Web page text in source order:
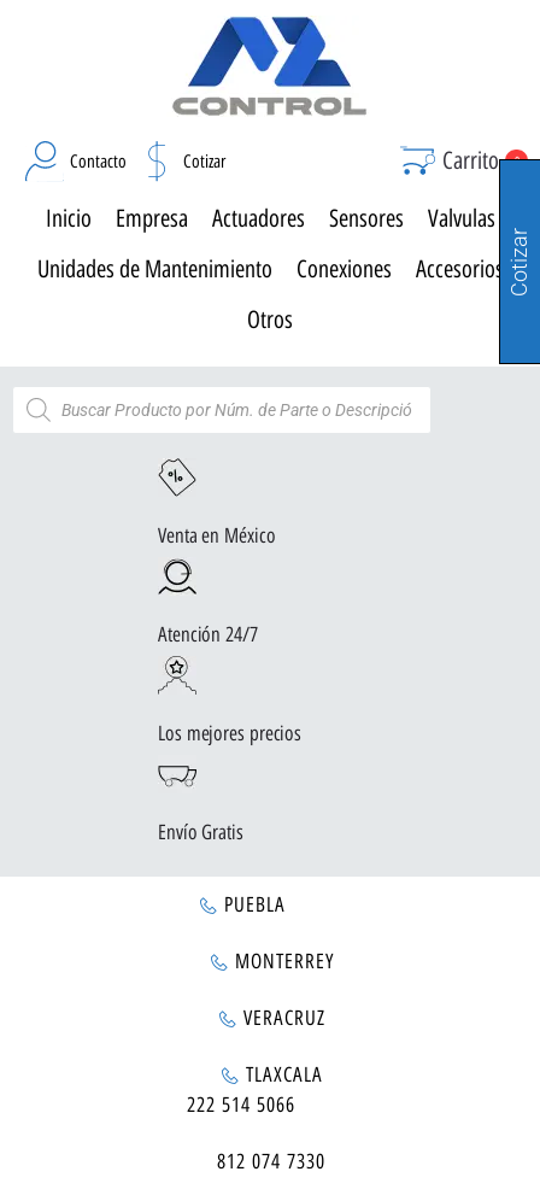
Contacto Cotizar Carrito 0
Inicio Empresa Actuadores Sensores
Valvulas
Unidades de Mantenimiento
Conexiones
Accesorios
Otros
Venta en México
Atención 24/7
Los mejores precios
Envío Gratis
PUEBLA
MONTERREY
VERACRUZ
TLAXCALA
222 514 5066
812 074 7330
Cotizar